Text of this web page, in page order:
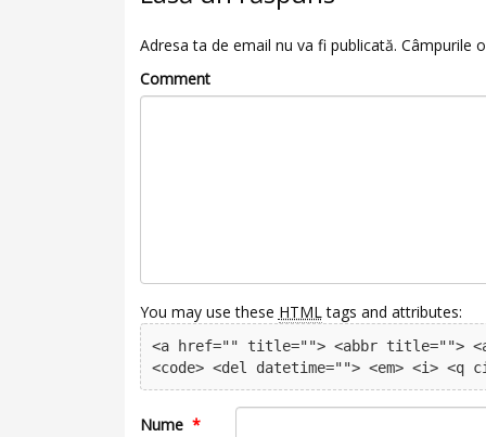
Adresa ta de email nu va fi publicată. Câmpurile
Comment
You may use these HTMLtags and attributes:
<a href="" title=""> <abbr title="">
<code> <del datetime=""> <em> <i>
Nume *